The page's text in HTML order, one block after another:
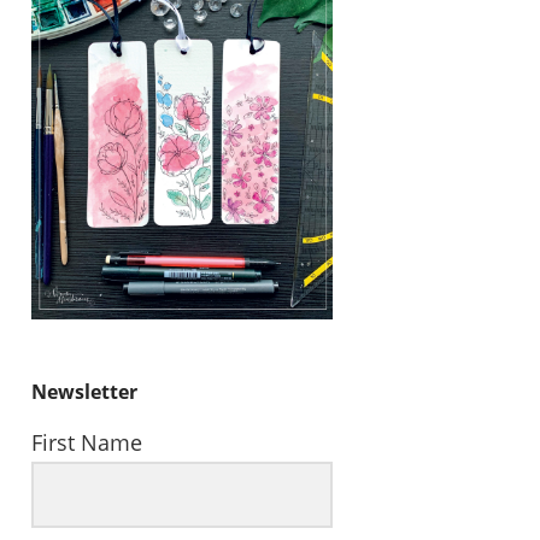
Newsletter
First Name